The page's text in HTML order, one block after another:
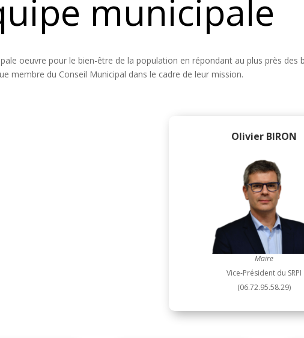
municipale
oeuvre pour le bien-être de la population en répondant au plus près
membre du Conseil Municipal dans le cadre de leur mission.
Olivier BIRON
Maire
Vice-Président du SRPI
(06.72.95.58.29)